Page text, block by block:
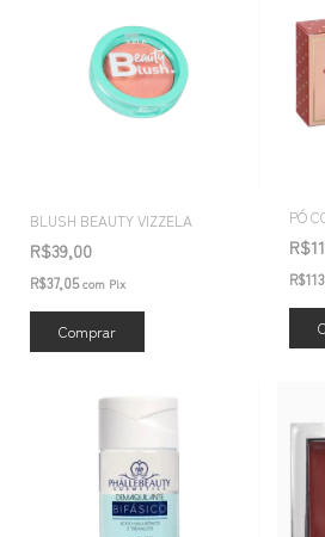
BLUSH BEAUTY VIZZELA
R$39,00
R$37,05com Pix
Comprar
PÓ